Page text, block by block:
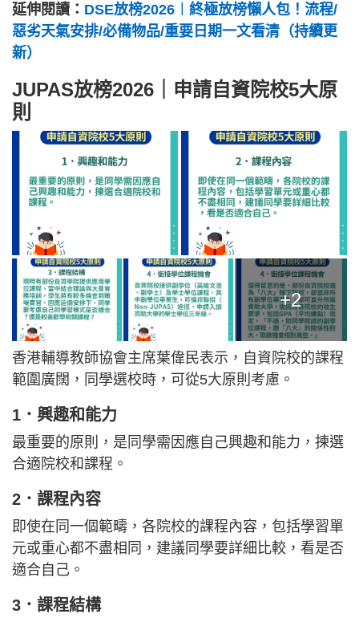
延伸閱讀： DSE放榜2026︱終極放榜懶人包！流程/
惡劣天氣安排/必備物品/重要日期一文看清（持續更
新）
JUPAS放榜2026｜申請自資院校5大原
則
+2
香港輔導教師協會主席葉偉民表示，自資院校的課程
範圍廣闊，同學選校時，可從5大原則考慮。
1．興趣和能力
最重要的原則，是同學需因應自己興趣和能力，揀選
合適院校和課程。
2．課程內容
即使在同一個範疇，各院校的課程內容，包括學習單
元或重心都不盡相同，建議同學要詳細比較，看是否
適合自己。
3．課程結構